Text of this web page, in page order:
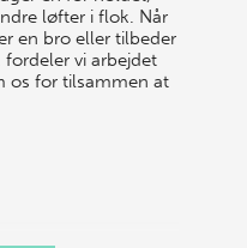
løfter i flok. Når
en bro eller tilbeder
fordeler vi arbejdet
os for tilsammen at